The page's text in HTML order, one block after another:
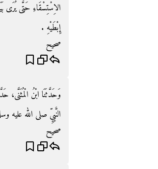
الاِسْتِسْقَاءِ حَتَّى يُرَى
إِبْطَيْهِ ‏.‏
صحيح
وَحَدَّثَنَا ابْنُ الْمُثَنَّى،
النَّبِيِّ صلى الله عليه
صحيح